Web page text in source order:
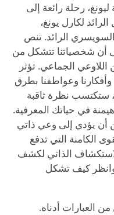
رحلة رائعة إلى
لكارل يونغ،
الرائد. تنص
أن شخصياتنا تتشكل من
الجماعي. تؤثر
وأفكارنا وعواطفنا بطرق
ستكتسب نظرة ثاقبة
في حياتك المعرفية.
أن يؤدي إلى وعي ذاتي
الكامنة التي تدفع
الذاتي لكشف
وانظر كيف تشكل
العبارات أدناه.